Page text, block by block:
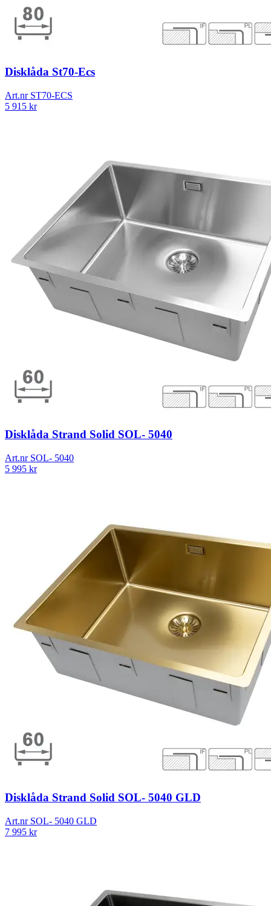
Disklåda St70-Ecs
Art.nr ST70-ECS
5 915 kr
Disklåda Strand Solid SOL- 5040
Art.nr SOL- 5040
5 995 kr
Disklåda Strand Solid SOL- 5040 GLD
Art.nr SOL- 5040 GLD
7 995 kr